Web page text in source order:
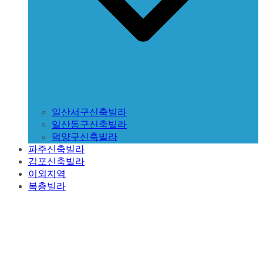
일산서구신축빌라
일산동구신축빌라
덕양구신축빌라
파주신축빌라
김포신축빌라
이외지역
복층빌라